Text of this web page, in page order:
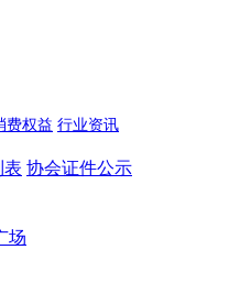
费权益 行业资讯
表 协会证件公示
场